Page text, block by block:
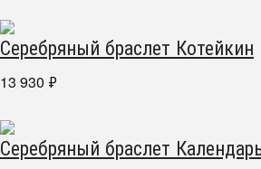
Серебряный браслет Котейкин
13 930 ₽
Серебряный браслет